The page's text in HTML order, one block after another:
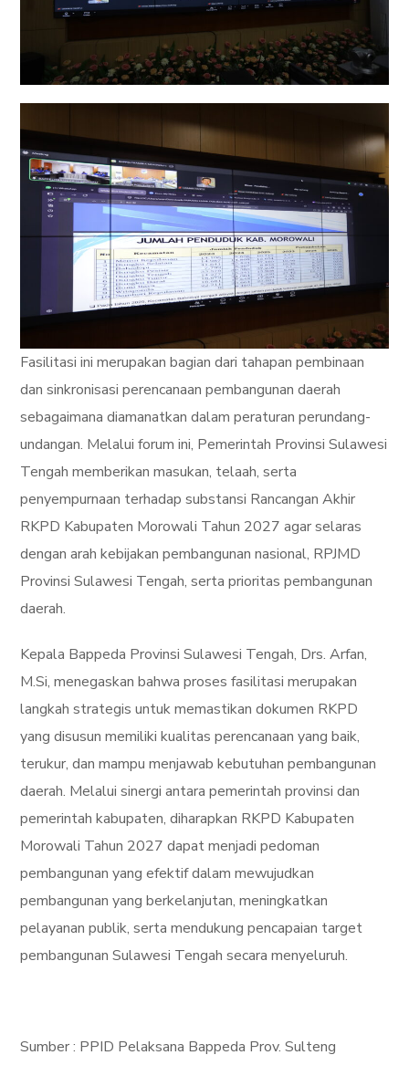
Fasilitasi ini merupakan bagian dari tahapan pembinaan
dan sinkronisasi perencanaan pembangunan daerah
sebagaimana diamanatkan dalam peraturan perundang-
undangan. Melalui forum ini, Pemerintah Provinsi Sulawesi
Tengah memberikan masukan, telaah, serta
penyempurnaan terhadap substansi Rancangan Akhir
RKPD Kabupaten Morowali Tahun 2027 agar selaras
dengan arah kebijakan pembangunan nasional, RPJMD
Provinsi Sulawesi Tengah, serta prioritas pembangunan
daerah.
Kepala Bappeda Provinsi Sulawesi Tengah, Drs. Arfan,
M.Si, menegaskan bahwa proses fasilitasi merupakan
langkah strategis untuk memastikan dokumen RKPD
yang disusun memiliki kualitas perencanaan yang baik,
terukur, dan mampu menjawab kebutuhan pembangunan
daerah. Melalui sinergi antara pemerintah provinsi dan
pemerintah kabupaten, diharapkan RKPD Kabupaten
Morowali Tahun 2027 dapat menjadi pedoman
pembangunan yang efektif dalam mewujudkan
pembangunan yang berkelanjutan, meningkatkan
pelayanan publik, serta mendukung pencapaian target
pembangunan Sulawesi Tengah secara menyeluruh.
Sumber : PPID Pelaksana Bappeda Prov. Sulteng